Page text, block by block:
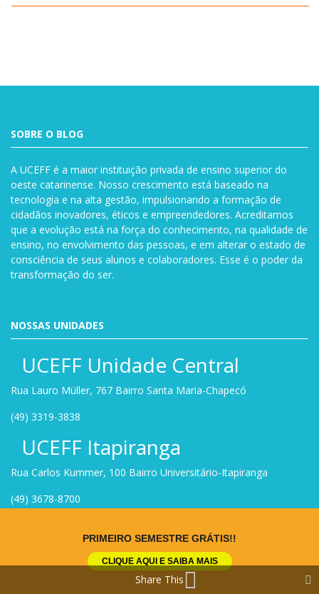
PRIMEIRO SEMESTRE GRÁTIS!!
CLIQUE AQUI E SAIBA MAIS
SOBRE O BLOG
A UCEFF é a maior instituição privada de ensino superior do
oeste catarinense. Nosso crescimento está baseado na
tecnologia e na alta gestão, impulsionando a formação de
cidadãos inovadores, éticos e empreendedores. Acreditamos
que a evolução está na força do conhecimento, na qualidade de
ensino, no envolvimento das pessoas, e em alterar o estado de
consciência de seus alunos e colaboradores. Esse é o poder da
transformação do ser.
NOSSAS UNIDADES
UCEFF Unidade Central
Rua Lauro Müller, 767 Bairro Santa Maria-Chapecó
(49) 3319-3838
UCEFF Itapiranga
Rua Carlos Kummer, 100 Bairro Universitário-Itapiranga
(49) 3678-8700
UCEFF Palmital
Av. Irineu Bornhausen, 2045 Bairro Quedas do Palmital-
Chapecó
Share This